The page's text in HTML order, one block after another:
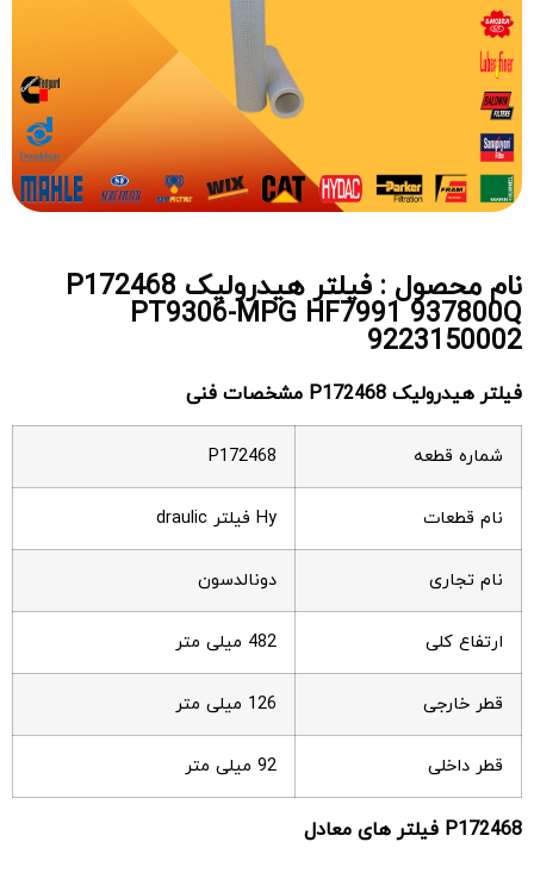
نام محصول : فیلتر هیدرولیک P172468
PT9306-MPG HF7991 937800Q
9223150002
فیلتر هیدرولیک مشخصات فنی
شماره قطعه P172468
نام قطعات Hy فیلتر draulic
نام تجاری دونالدسون
ارتفاع کلی 482 میلی متر
قطر خارجی 126 میلی متر
قطر داخلی 92 میلی متر
P172468 فیلتر های معادل